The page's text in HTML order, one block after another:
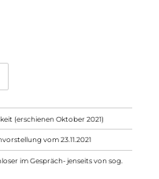
(erschienen Oktober 2021)
vom 23.11.2021
im Gespräch- jenseits von sog.